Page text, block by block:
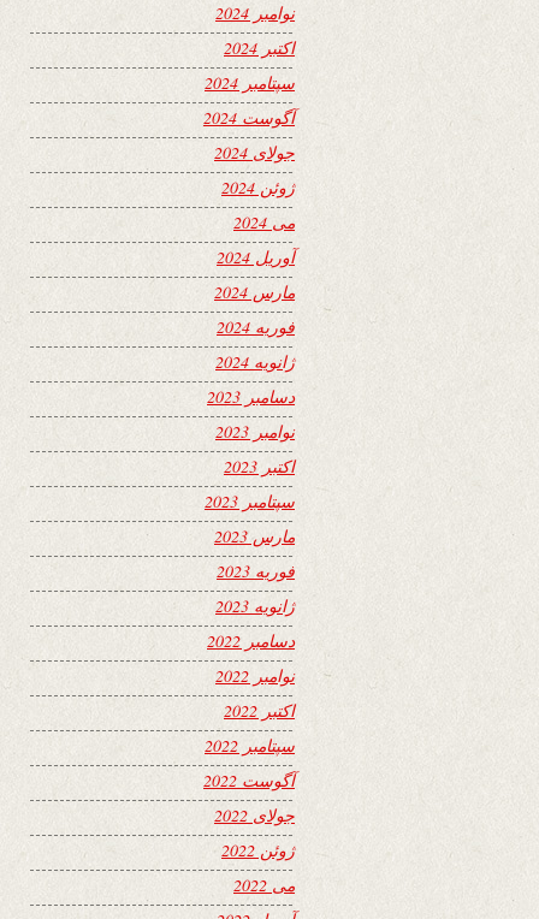
نوامبر 2024
اکتبر 2024
سپتامبر 2024
آگوست 2024
جولای 2024
ژوئن 2024
می 2024
آوریل 2024
مارس 2024
فوریه 2024
ژانویه 2024
دسامبر 2023
نوامبر 2023
اکتبر 2023
سپتامبر 2023
مارس 2023
فوریه 2023
ژانویه 2023
دسامبر 2022
نوامبر 2022
اکتبر 2022
سپتامبر 2022
آگوست 2022
جولای 2022
ژوئن 2022
می 2022